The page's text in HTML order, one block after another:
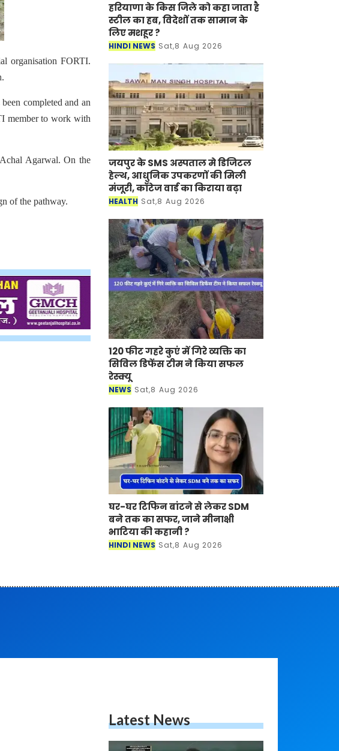
organisation FORTI.
completed and an
member to work with
Agarwal. On the
of the pathway.
हरियाणा के किस जिले को कहा जाता है
स्टील का हब, विदेशों तक सामान के
लिए मशहूर ?
HINDI NEWS Sat,8 Aug 2026
जयपुर के SMS अस्पताल मे डिजिटल
हेल्थ, आधुनिक उपकरणों की मिली
मंजूरी, कॉटेज वार्ड का किराया बढ़ा
HEALTH Sat,8 Aug 2026
120 फीट गहरे कुएं में गिरे व्यक्ति का
सिविल डिफेंस टीम ने किया सफल
रेस्क्यू
NEWS Sat,8 Aug 2026
घर-घर टिफिन बांटने से लेकर SDM
बने तक का सफर, जाने मीनाक्षी
भाटिया की कहानी ?
HINDI NEWS Sat,8 Aug 2026
Latest News